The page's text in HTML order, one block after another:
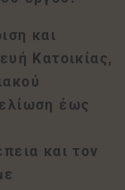
και
Κατοικίας,
έως
και τον